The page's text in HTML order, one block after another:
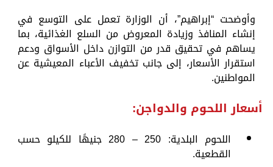
وأوضحت “إبراهيم”، أن الوزارة تعمل على التوسع في
إنشاء المنافذ وزيادة المعروض من السلع الغذائية، بما
يساهم في تحقيق قدر من التوازن داخل الأسواق ودعم
استقرار الأسعار، إلى جانب تخفيف الأعباء المعيشية عن
المواطنين.
أسعار اللحوم والدواجن:
اللحوم البلدية: 250 – 280 جنيهًا للكيلو حسب
القطعية.